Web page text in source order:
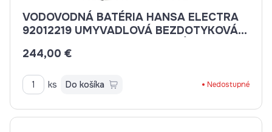
VODOVODNÁ BATÉRIA HANSA ELECTRA
92012219 UMYVADLOVÁ BEZDOTYKOVÁ,
VOPRED ZMIEŠANÚ VODU
244,00 €
ks Do košíka Nedostupné